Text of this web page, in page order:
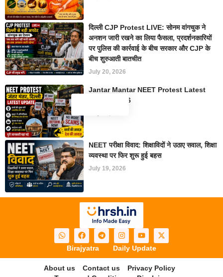
दिल्ली CJP Protest LIVE: सोनम वांगचुक ने
अनशन जारी रखने का लिया फैसला, प्रदर्शनकारियों
पर पुलिस की कार्रवाई के बीच सरकार और CJP के
बीच शुरुआती बातचीत
July 20, 2026
Jantar Mantar NEET Protest Latest
Update 2026
NEET परीक्षा विवाद: शिक्षाविदों ने उठाए सवाल, शिक्षा
व्यवस्था पर फिर शुरू हुई बहस
July 19, 2026
Birajyatra Daily Update
About us Contact us
Privacy Policy